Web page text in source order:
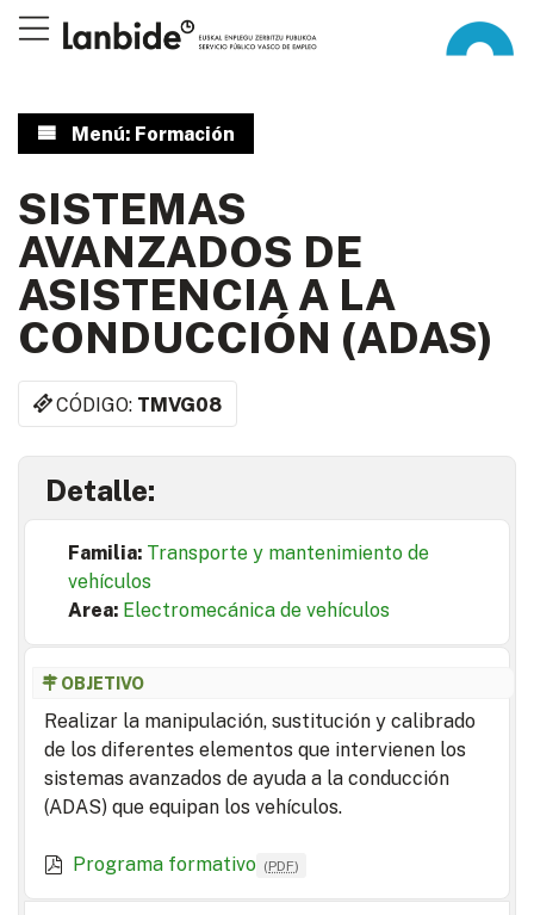
Menú: Formación
SISTEMAS
AVANZADOS DE
ASISTENCIA A LA
CONDUCCIÓN (ADAS)
CÓDIGO: TMVG08
Detalle:
Familia: Transporte y mantenimiento de
vehículos
Area: Electromecánica de vehículos
OBJETIVO
Realizar la manipulación, sustitución y calibrado
de los diferentes elementos que intervienen los
sistemas avanzados de ayuda a la conducción
(ADAS) que equipan los vehículos.
Programa formativo (PDF)